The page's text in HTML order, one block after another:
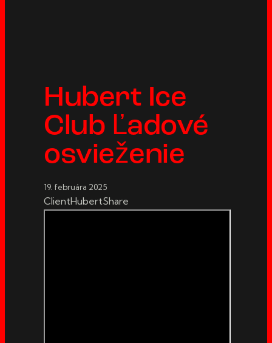
Hubert Ice
Club Ľadové
osvieženie
19. februára 2025
ClientHubertShare